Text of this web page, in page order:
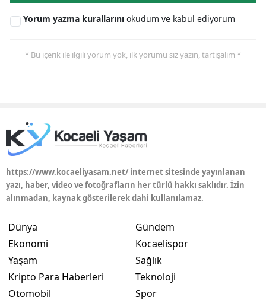
Yalova
Yorum yazma kurallarını okudum ve kabul ediyorum
* Bu içerik ile ilgili yorum yok, ilk yorumu siz yazın, tartışalım *
https://www.kocaeliyasam.net/ internet sitesinde yayınlanan
yazı, haber, video ve fotoğrafların her türlü hakkı saklıdır. İzin
alınmadan, kaynak gösterilerek dahi kullanılamaz.
Dünya
Ekonomi
Yaşam
Kripto Para Haberleri
Otomobil
Gündem
Kocaelispor
Sağlık
Teknoloji
Spor